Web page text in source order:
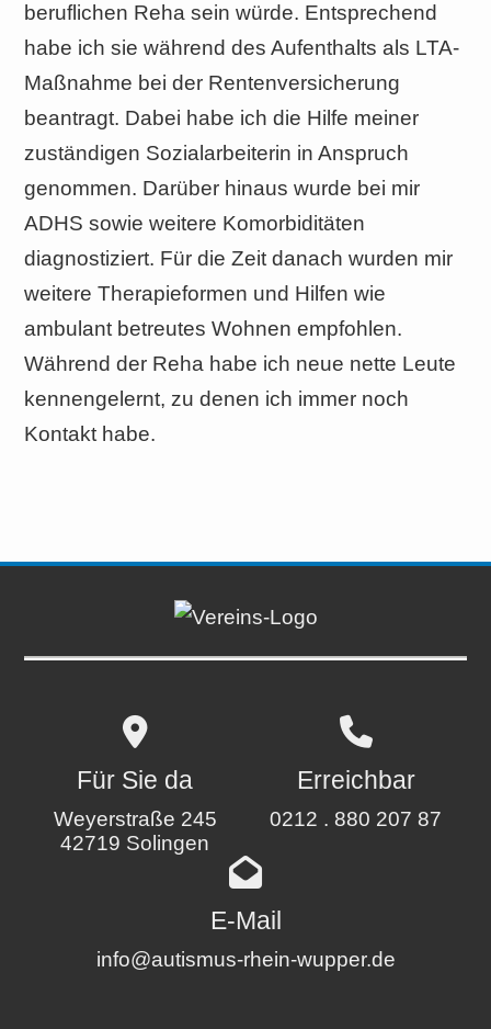
beruflichen Reha sein würde. Entsprechend
habe ich sie während des Aufenthalts als LTA-
Maßnahme bei der Rentenversicherung
beantragt. Dabei habe ich die Hilfe meiner
zuständigen Sozialarbeiterin in Anspruch
genommen. Darüber hinaus wurde bei mir
ADHS sowie weitere Komorbiditäten
diagnostiziert. Für die Zeit danach wurden mir
weitere Therapieformen und Hilfen wie
ambulant betreutes Wohnen empfohlen.
Während der Reha habe ich neue nette Leute
kennengelernt, zu denen ich immer noch
Kontakt habe.
Für Sie da
Weyerstraße 245
42719 Solingen
Erreichbar
0212 . 880 207 87
E-Mail
info@autismus-rhein-wupper.de